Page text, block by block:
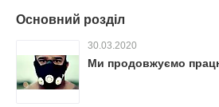
Основний розділ
30.03.2020
Ми продовжуємо